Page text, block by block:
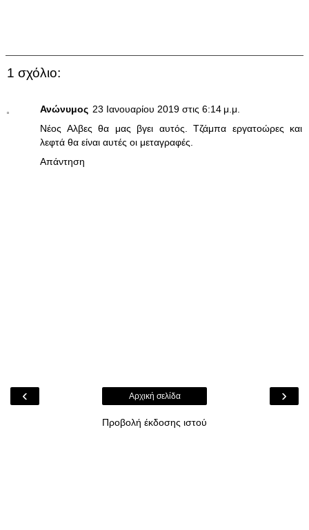
1 σχόλιο:
Ανώνυμος 23 Ιανουαρίου 2019 στις 6:14 μ.μ.
Νέος Αλβες θα μας βγει αυτός. Τζάμπα εργατοώρες και
λεφτά θα είναι αυτές οι μεταγραφές.
Απάντηση
‹ ›
Αρχική σελίδα
Προβολή έκδοσης ιστού